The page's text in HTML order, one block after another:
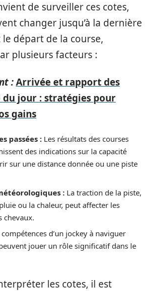
de surveiller ces cotes,
changer jusqu’à la dernière
départ de la course,
plusieurs facteurs :
:Arrivée et rapport des
du jour : stratégies pour
gains
passées : Les résultats des courses
des indications sur la capacité
sur une distance donnée ou une piste
: La traction de la piste,
ou la chaleur, peut affecter les
chevaux.
compétences d’un jockey à naviguer
jouer un rôle significatif dans le
les cotes, il est